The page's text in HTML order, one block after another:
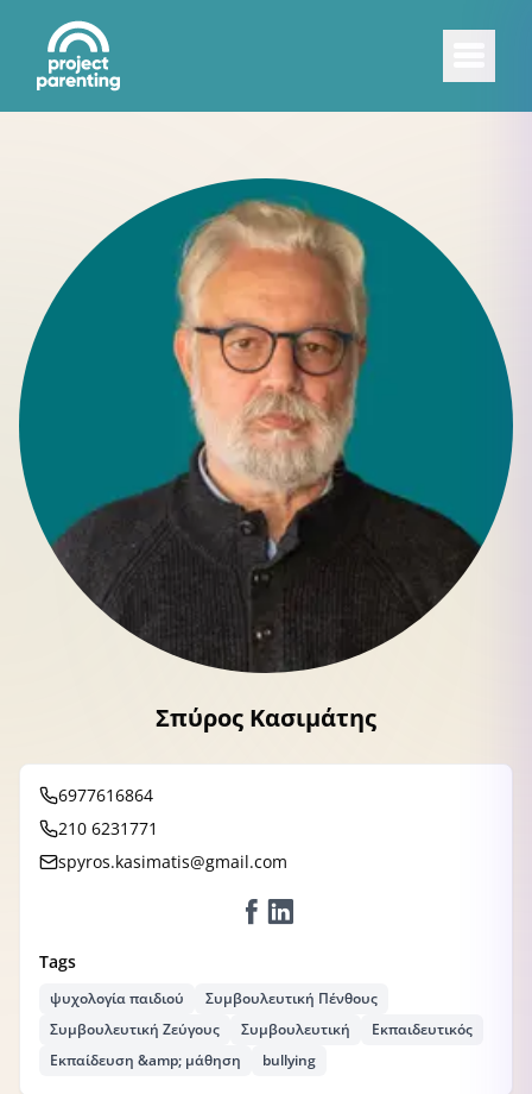
Σπύρος Κασιμάτης
6977616864
210 6231771
spyros.kasimatis@gmail.com
Tags
ψυχολογία παιδιού
Συμβουλευτική Πένθους
Συμβουλευτική Ζεύγους
Συμβουλευτική
Εκπαιδευτικός
Εκπαίδευση &amp; μάθηση
bullying